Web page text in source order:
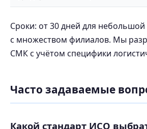
Сроки: от 30 дней для
с множеством филиалов. Мы
СМК с учётом специфики
Часто задаваемые
Какой стандарт ИСО